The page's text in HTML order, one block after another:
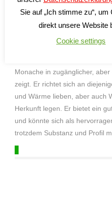
Paprika, Aubergine etc.
Monache in zugänglicher,
zeigt. Er richtet sich an
und Wärme lieben, aber auch
Herkunft legen. Er bietet ein
und könnte sich als
trotzdem Substanz und Profil
Sie auf „Ich stimme zu“,
direkt unsere Website
Cookie settings